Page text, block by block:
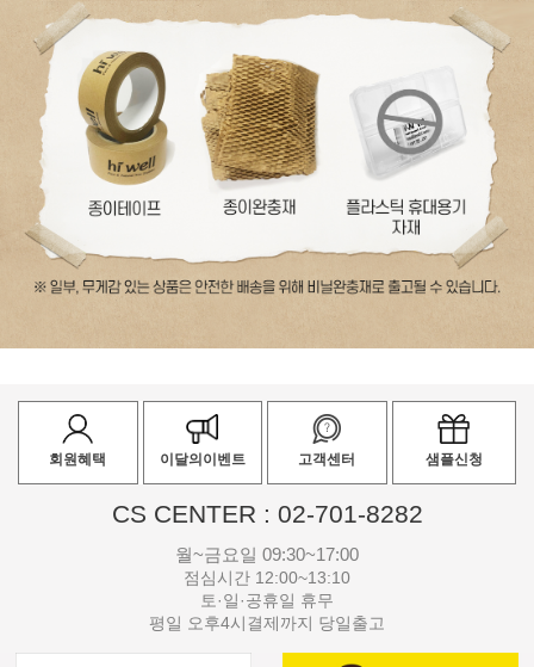
회원혜택 이달의이벤트 고객센터 샘플신청
CS CENTER : 02-701-8282
월~금요일 09:30~17:00
점심시간 12:00~13:10
토·일·공휴일 휴무
평일 오후4시결제까지 당일출고